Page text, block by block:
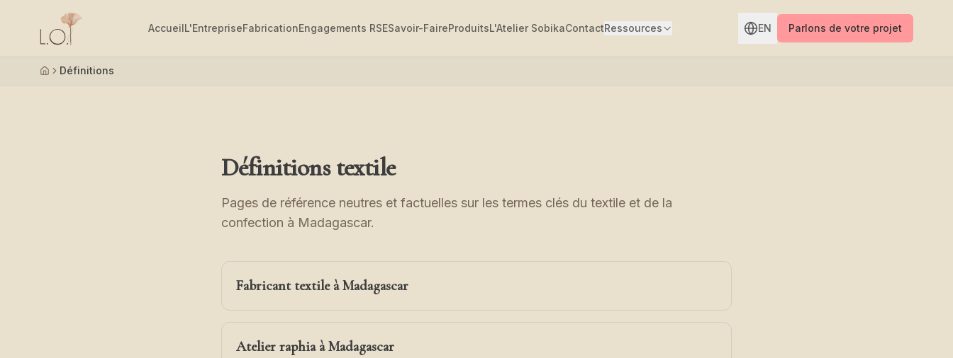
AccueilL'EntrepriseFabricationEngagements RSESavoir-FaireProduitsL'Atelier SobikaContactRessources EN Parlons de votre projet
AccueilDéfinitions
Définitions textile
Pages de référence neutres et factuelles sur les termes clés du textile et de la
confection à Madagascar.
Fabricant textile à Madagascar
Atelier raphia à Madagascar